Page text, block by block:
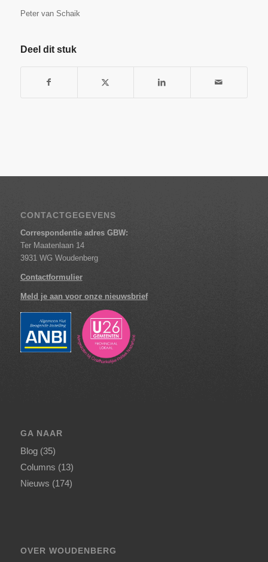
Peter van Schaik
Deel dit stuk
CONTACTGEGEVENS
Correspondentie adres GBW:
Ter Maatenlaan 14
3931 WG Woudenberg
Contactformulier
Meld je aan voor onze nieuwsbrief
GA NAAR
Blog(35)
Columns (13)
Nieuws (174)
OVER WOUDENBERG